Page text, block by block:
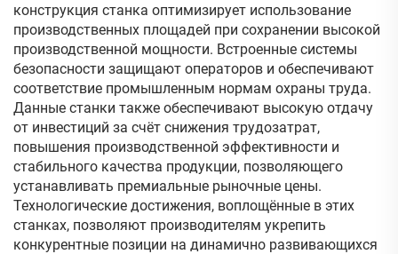
конструкция станка оптимизирует использование
производственных площадей при сохранении высокой
производственной мощности. Встроенные системы
безопасности защищают операторов и обеспечивают
соответствие промышленным нормам охраны труда.
Данные станки также обеспечивают высокую отдачу
от инвестиций за счёт снижения трудозатрат,
повышения производственной эффективности и
стабильного качества продукции, позволяющего
устанавливать премиальные рыночные цены.
Технологические достижения, воплощённые в этих
станках, позволяют производителям укрепить
конкурентные позиции на динамично развивающихся